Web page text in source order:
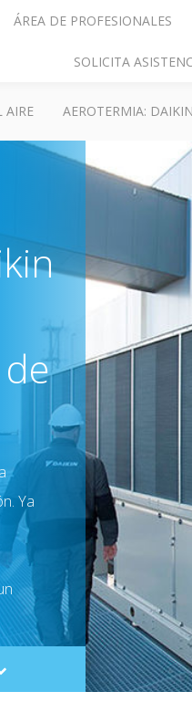
ÁREA DE PROFESIONALES
SOLICITA
AIRE AEROTERMIA:
Ya
Scroll
to